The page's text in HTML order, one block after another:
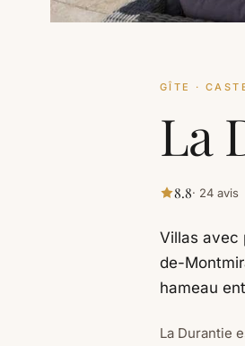
GÎTE ·
La
8.8· 24 avis
Villas avec
de-
hameau
La Durantie